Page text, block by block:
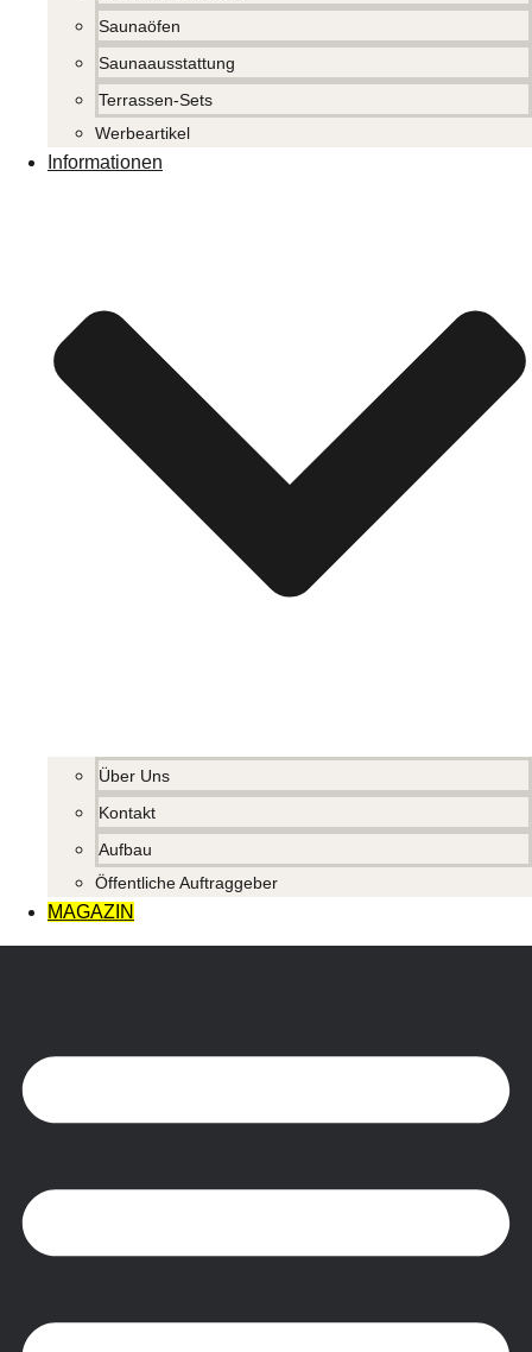
Saunaöfen
Saunaausstattung
Terrassen-Sets
Werbeartikel
Informationen
Über Uns
Kontakt
Aufbau
Öffentliche Auftraggeber
MAGAZIN